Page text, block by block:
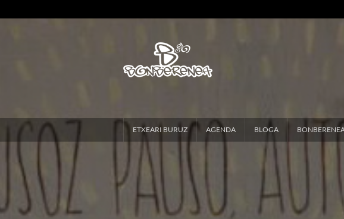
ETXEARI BURUZ AGENDA BLOGA